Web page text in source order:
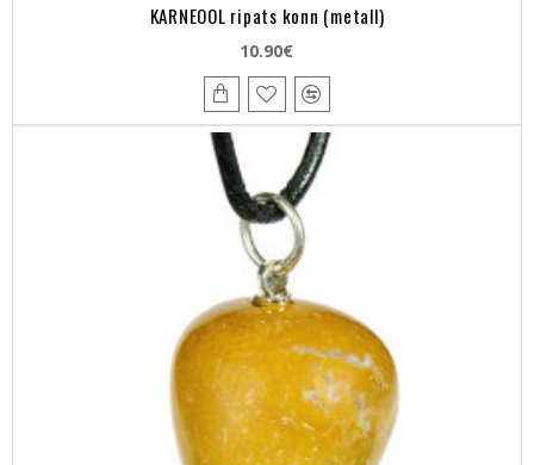
KARNEOOL ripats konn (metall)
10.90€